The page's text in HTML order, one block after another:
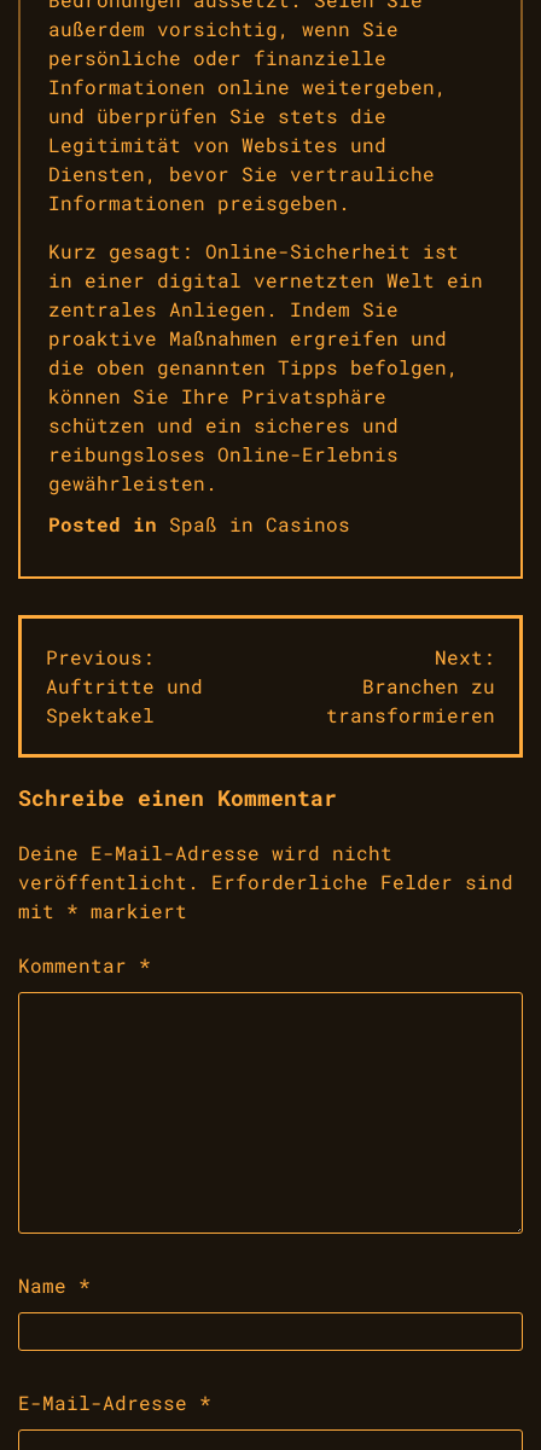
außerdem vorsichtig, wenn Sie
persönliche oder finanzielle
Informationen online weitergeben,
und überprüfen Sie stets die
Legitimität von Websites und
Diensten, bevor Sie vertrauliche
Informationen preisgeben.
Kurz gesagt: Online-Sicherheit ist
in einer digital vernetzten Welt ein
zentrales Anliegen. Indem Sie
proaktive Maßnahmen ergreifen und
die oben genannten Tipps befolgen,
können Sie Ihre Privatsphäre
schützen und ein sicheres und
reibungsloses Online-Erlebnis
gewährleisten.
Posted in Spaß in Casinos
Beitragsnavigation
Previous:
Auftritte und
Spektakel
Next:
Branchen zu
transformieren
Schreibe einen Kommentar
Deine E-Mail-Adresse wird nicht
veröffentlicht.
Erforderliche Felder sind
mit * markiert
Kommentar *
Name *
E-Mail-Adresse *